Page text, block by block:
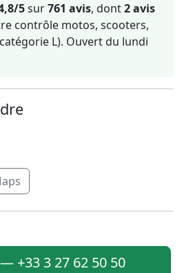
5sur761 avis, dont2 avis
contrôle motos, scooters,
L). Ouvert du lundi
+33 3 27 62 50 50